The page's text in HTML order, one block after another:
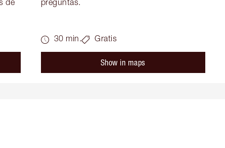
de
preguntas.
30 min. Gratis
Show in maps